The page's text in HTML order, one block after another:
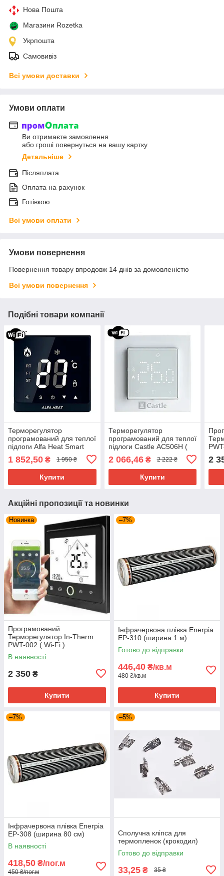
Нова Пошта
Магазини Rozetka
Укрпошта
Самовивіз
Всі умови доставки
Умови оплати
Ви отримаєте замовлення
або гроші повернуться на вашу картку
Детальніше
Післяплата
Оплата на рахунок
Готівкою
Всі умови оплати
Умови повернення
Повернення товару впродовж 14 днів за домовленістю
Всі умови повернення
Подібні товари компанії
Терморегулятор
програмований для теплої
підлоги Alfa Heat Smart
1 852,50 ₴ 1 950 ₴
Купити
Терморегулятор
програмований для теплої
підлоги Castle АС506H (
2 066,46₴ 2 222 ₴
Купити
2
Акційні пропозиції та новинки
Новинка
Програмований
Терморегулятор In-Therm
PWT-002 ( Wi-Fi )
В наявності
2 350 ₴
Купити
–7%
Інфрачервона плівка Enerpia
EP-310 (ширина 1 м)
Готово до відправки
446,40 ₴/кв.м
480 ₴/кв.м
Купити
–7%
Інфрачервона плівка Enerpia
EP-308 (ширина 80 см)
В наявності
418,50 ₴/пог.м
450 ₴/пог.м
–5%
Сполучна кліпса для
термопленок (крокодил)
Готово до відправки
33,25 ₴ 35 ₴